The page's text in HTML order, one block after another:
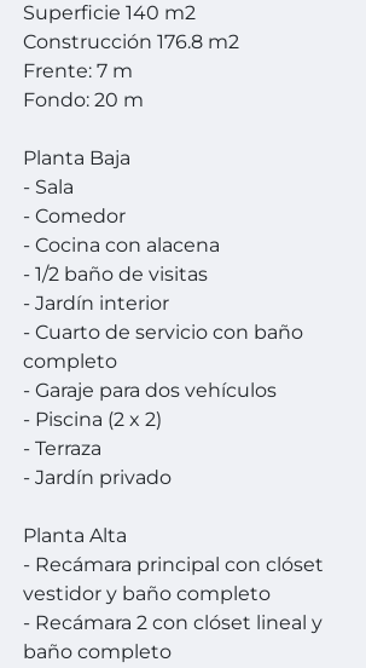
Superficie 140 m2
Construcción 176.8 m2
Frente: 7 m
Fondo: 20 m
Planta Baja
- Sala
- Comedor
- Cocina con alacena
- 1/2 baño de visitas
- Jardín interior
- Cuarto de servicio con baño
completo
- Garaje para dos vehículos
- Piscina (2 x 2)
- Terraza
- Jardín privado
Planta Alta
- Recámara principal con clóset
vestidor y baño completo
- Recámara 2 con clóset lineal y
baño completo